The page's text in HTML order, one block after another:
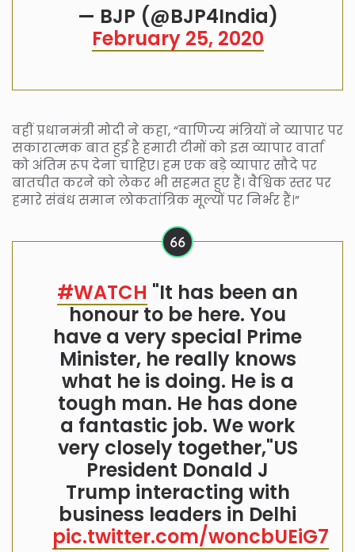
— BJP (@BJP4India)
February 25, 2020
वहीं प्रधानमंत्री मोदी ने कहा, “वाणिज्य मंत्रियों ने व्यापार पर
सकारात्मक बात हुई है हमारी टीमों को इस व्यापार वार्ता
को अंतिम रूप देना चाहिए। हम एक बड़े व्यापार सौदे पर
बातचीत करने को लेकर भी सहमत हुए हैं। वैश्विक स्तर पर
हमारे संबंध समान लोकतांत्रिक मूल्यों पर निर्भर हैं।”
#WATCH "It has been an
honour to be here. You
have a very special Prime
Minister, he really knows
what he is doing. He is a
tough man. He has done
a fantastic job. We work
very closely together,"US
President Donald J
Trump interacting with
business leaders in Delhi
pic.twitter.com/woncbUEiG7